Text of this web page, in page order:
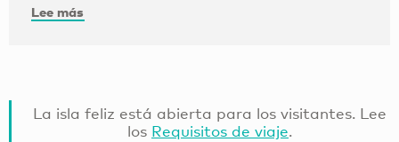
Lee más
La isla feliz está abierta para los visitantes. Lee
los Requisitos de viaje.